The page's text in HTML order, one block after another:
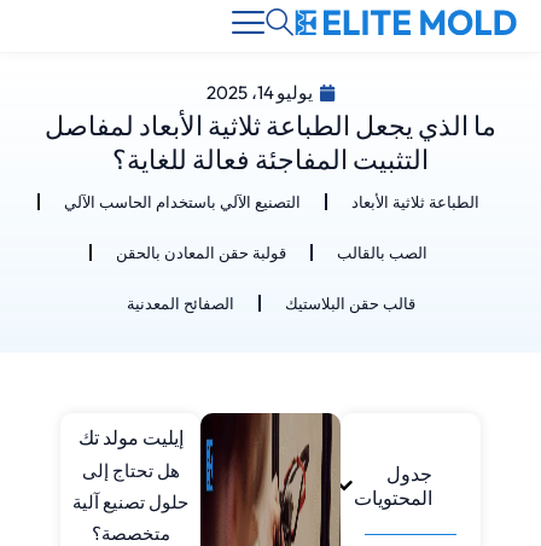
يوليو 14، 2025
ما الذي يجعل الطباعة ثلاثية الأبعاد لمفاصل
التثبيت المفاجئة فعالة للغاية؟
الطباعة ثلاثية الأبعاد التصنيع الآلي باستخدام الحاسب الآلي
الصب بالقالب قولبة حقن المعادن بالحقن
قالب حقن البلاستيك الصفائح المعدنية
جدول
المحتويات
إيليت مولد تك
هل تحتاج إلى
حلول تصنيع آلية
متخصصة؟